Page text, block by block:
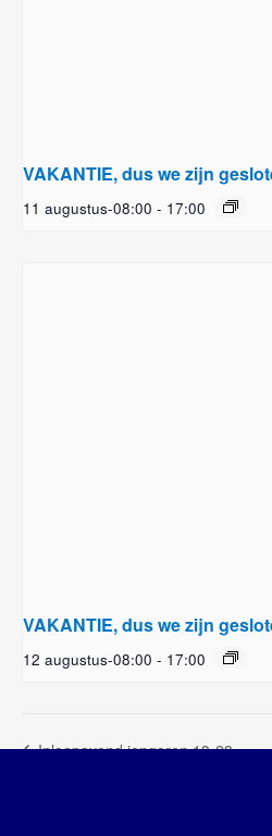
VAKANTIE, dus we zijn
11 augustus-08:00 - 17:00
VAKANTIE, dus we zijn
12 augustus-08:00 - 17:00
Inloopavond jongeren 13-23